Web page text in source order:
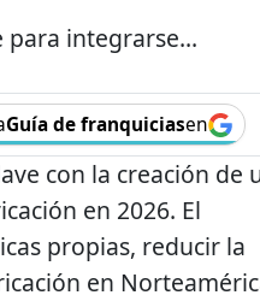
para integrarse...
Guía de franquiciasen
con la creación de
en 2026. El
propias, reducir la
en